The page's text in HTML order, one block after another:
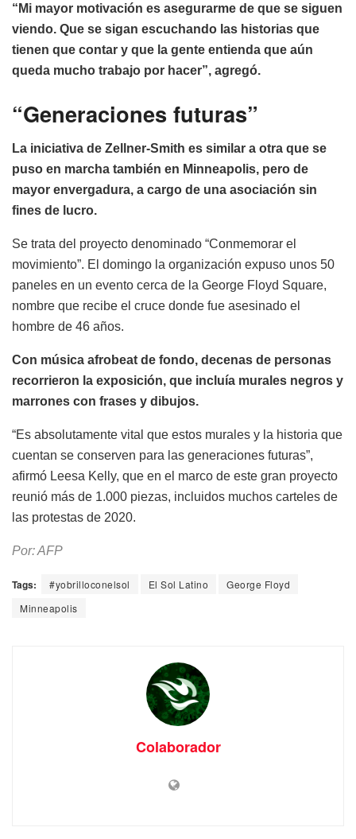
“Mi mayor motivación es asegurarme de que se siguen
viendo. Que se sigan escuchando las historias que
tienen que contar y que la gente entienda que aún
queda mucho trabajo por hacer”, agregó.
“Generaciones futuras”
La iniciativa de Zellner-Smith es similar a otra que se
puso en marcha también en Minneapolis, pero de
mayor envergadura, a cargo de una asociación sin
fines de lucro.
Se trata del proyecto denominado “Conmemorar el
movimiento”. El domingo la organización expuso unos 50
paneles en un evento cerca de la George Floyd Square,
nombre que recibe el cruce donde fue asesinado el
hombre de 46 años.
Con música afrobeat de fondo, decenas de personas
recorrieron la exposición, que incluía murales negros y
marrones con frases y dibujos.
“Es absolutamente vital que estos murales y la historia que
cuentan se conserven para las generaciones futuras”,
afirmó Leesa Kelly, que en el marco de este gran proyecto
reunió más de 1.000 piezas, incluidos muchos carteles de
las protestas de 2020.
Por: AFP
Tags: #yobrilloconelsol El Sol Latino
George Floyd
Minneapolis
Colaborador